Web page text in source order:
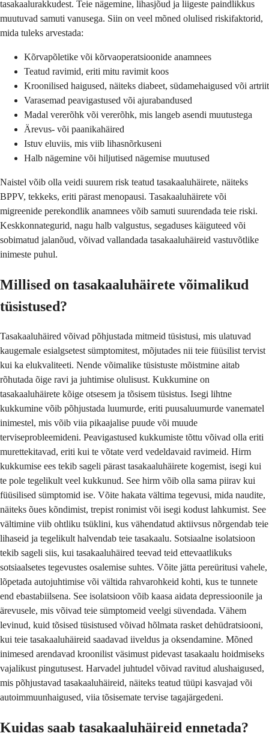
tasakaalurakkudest. Teie nägemine, lihasjõud ja liigeste paindlikkus
muutuvad samuti vanusega. Siin on veel mõned olulised riskifaktorid,
mida tuleks arvestada:
Kõrvapõletike või kõrvaoperatsioonide anamnees
Teatud ravimid, eriti mitu ravimit koos
Kroonilised haigused, näiteks diabeet, südamehaigused või artriit
Varasemad peavigastused või ajurabandused
Madal vererõhk või vererõhk, mis langeb asendi muutustega
Ärevus- või paanikahäired
Istuv eluviis, mis viib lihasnõrkuseni
Halb nägemine või hiljutised nägemise muutused
Naistel võib olla veidi suurem risk teatud tasakaaluhäirete, näiteks
BPPV, tekkeks, eriti pärast menopausi. Tasakaaluhäirete või
migreenide perekondlik anamnees võib samuti suurendada teie riski.
Keskkonnategurid, nagu halb valgustus, segaduses käiguteed või
sobimatud jalanõud, võivad vallandada tasakaaluhäireid vastuvõtlike
inimeste puhul.
Millised on tasakaaluhäirete võimalikud
tüsistused?
Tasakaaluhäired võivad põhjustada mitmeid tüsistusi, mis ulatuvad
kaugemale esialgsetest sümptomitest, mõjutades nii teie füüsilist tervist
kui ka elukvaliteeti. Nende võimalike tüsistuste mõistmine aitab
rõhutada õige ravi ja juhtimise olulisust. Kukkumine on
tasakaaluhäirete kõige otsesem ja tõsisem tüsistus. Isegi lihtne
kukkumine võib põhjustada luumurde, eriti puusaluumurde vanematel
inimestel, mis võib viia pikaajalise puude või muude
terviseprobleemideni. Peavigastused kukkumiste tõttu võivad olla eriti
murettekitavad, eriti kui te võtate verd vedeldavaid ravimeid. Hirm
kukkumise ees tekib sageli pärast tasakaaluhäirete kogemist, isegi kui
te pole tegelikult veel kukkunud. See hirm võib olla sama piirav kui
füüsilised sümptomid ise. Võite hakata vältima tegevusi, mida naudite,
näiteks õues kõndimist, trepist ronimist või isegi kodust lahkumist. See
vältimine viib ohtliku tsüklini, kus vähendatud aktiivsus nõrgendab teie
lihaseid ja tegelikult halvendab teie tasakaalu. Sotsiaalne isolatsioon
tekib sageli siis, kui tasakaaluhäired teevad teid ettevaatlikuks
sotsiaalsetes tegevustes osalemise suhtes. Võite jätta pereüritusi vahele,
lõpetada autojuhtimise või vältida rahvarohkeid kohti, kus te tunnete
end ebastabiilsena. See isolatsioon võib kaasa aidata depressioonile ja
ärevusele, mis võivad teie sümptomeid veelgi süvendada. Vähem
levinud, kuid tõsised tüsistused võivad hõlmata rasket dehüdratsiooni,
kui teie tasakaaluhäireid saadavad iiveldus ja oksendamine. Mõned
inimesed arendavad kroonilist väsimust pidevast tasakaalu hoidmiseks
vajalikust pingutusest. Harvadel juhtudel võivad ravitud alushaigused,
mis põhjustavad tasakaaluhäireid, näiteks teatud tüüpi kasvajad või
autoimmuunhaigused, viia tõsisemate tervise tagajärgedeni.
Kuidas saab tasakaaluhäireid ennetada?